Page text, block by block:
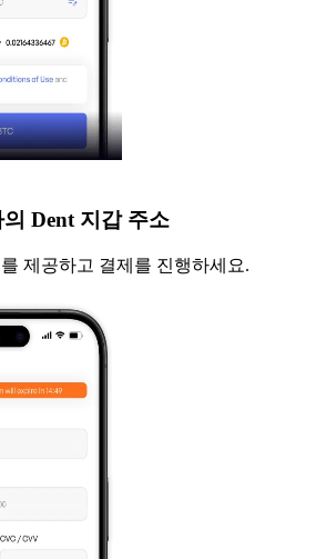
Dent 지갑 주소
제공하고 결제를 진행하세요.